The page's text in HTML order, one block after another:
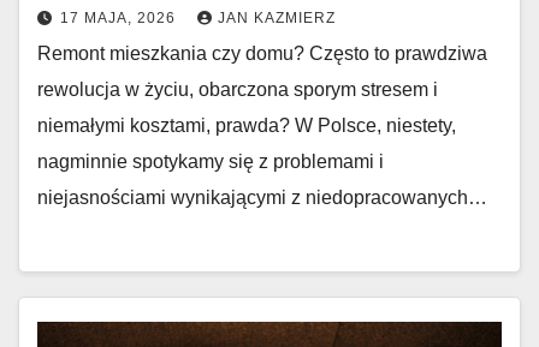
17 MAJA, 2026 JAN KAZMIERZ
Remont mieszkania czy domu? Często to prawdziwa
rewolucja w życiu, obarczona sporym stresem i
niemałymi kosztami, prawda? W Polsce, niestety,
nagminnie spotykamy się z problemami i
niejasnościami wynikającymi z niedopracowanych…